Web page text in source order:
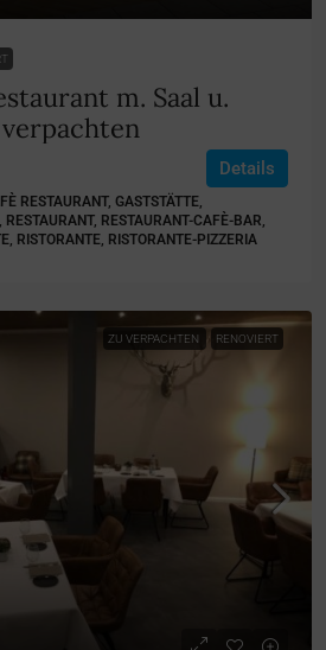
m. Saal u.
RESTAURANT, GASTSTÄTTE,
RESTAURANT-CAFÈ-BAR,
RISTORANTE, RISTORANTE-PIZZERIA
Details
ZU VERPACHTEN RENOVIERT